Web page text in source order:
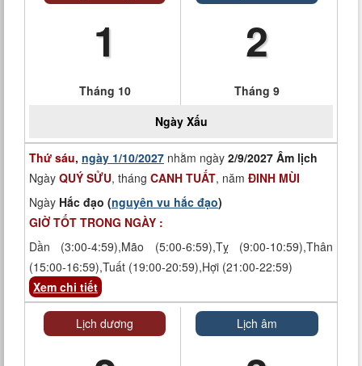
1
Tháng 10
2
Tháng 9
Ngày Xấu
Thứ sáu, ngày 1/10/2027 nhằm ngày 2/9/2027 Âm lịch
Ngày QUÝ SỬU, tháng CANH TUẤT, năm ĐINH MÙI
Ngày Hắc đạo (nguyên vu hắc đạo)
GIỜ TỐT TRONG NGÀY :
Dần (3:00-4:59),Mão (5:00-6:59),Tỵ (9:00-10:59),Thân
(15:00-16:59),Tuất (19:00-20:59),Hợi (21:00-22:59)
Xem chi tiết
Lịch dương Lịch âm